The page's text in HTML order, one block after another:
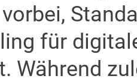
für
Während